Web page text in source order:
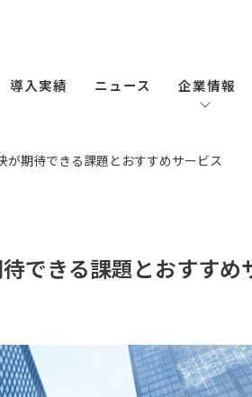
導入実績 ニュース 企業情報
が期待できる課題とおすすめサービス
できる課題とおすすめ